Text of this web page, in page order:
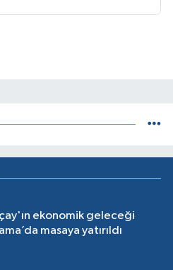
ekonomik geleceği
masaya yatırıldı